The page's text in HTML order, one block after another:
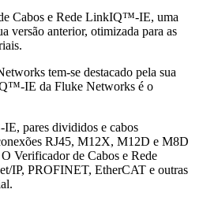
Cabos e Rede LinkIQ™-IE, uma
versão anterior, otimizada para as
tem-se destacado pela sua
IE da Fluke Networks é o
pares divididos e cabos
RJ45, M12X, M12D e M8D
Verificador de Cabos e Rede
IP, PROFINET, EtherCAT e outras